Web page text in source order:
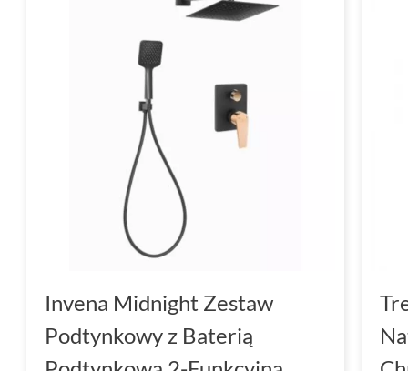
Invena Midnight Zestaw
Podtynkowy z Baterią